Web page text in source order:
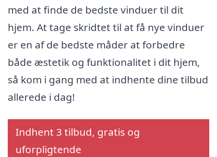
med at finde de bedste vinduer til dit
hjem. At tage skridtet til at få nye vinduer
er en af de bedste måder at forbedre
både æstetik og funktionalitet i dit hjem,
så kom i gang med at indhente dine tilbud
allerede i dag!
Indhent 3 tilbud, gratis og
uforpligtende